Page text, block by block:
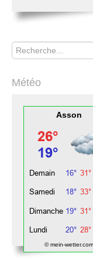
Rechercher
Météo
Asson
© mein-wetter.com